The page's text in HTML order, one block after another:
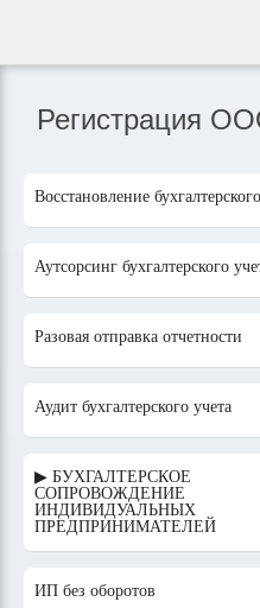
Регистрация
Восстановление
Аутсорсинг бухгалтерского
Разовая отправка отчетности
Аудит бухгалтерского учета
▶ БУХГАЛТЕРСКОЕ
СОПРОВОЖДЕНИЕ
ИНДИВИДУАЛЬНЫХ
ПРЕДПРИНИМАТЕЛЕЙ
ИП без оборотов